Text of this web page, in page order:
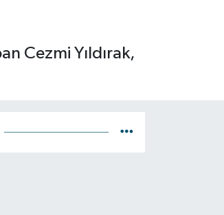
Cezmi Yıldırak,